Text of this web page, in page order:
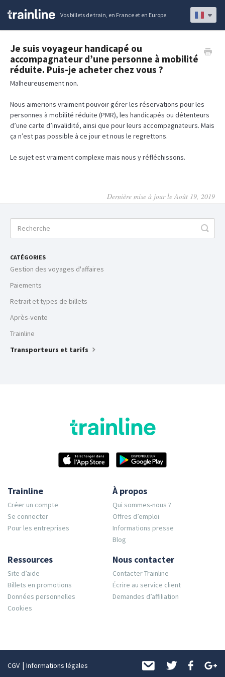
Vos billets de train, en France et en Europe.
Je suis voyageur handicapé ou
accompagnateur d’une personne à mobilité
réduite. Puis-je acheter chez vous ?
Malheureusement non.
Nous aimerions vraiment pouvoir gérer les réservations pour les
personnes à mobilité réduite (PMR), les handicapés ou détenteurs
d’une carte d’invalidité, ainsi que pour leurs accompagnateurs. Mais
ça n’est pas possible à ce jour et nous le regrettons.
Le sujet est vraiment complexe mais nous y réfléchissons.
Dernière mise à jour le Août 19, 2019
CATÉGORIES
Gestion des voyages d'affaires
Paiements
Retrait et types de billets
Après-vente
Trainline
Transporteurs et tarifs
Trainline
Créer un compte
Se connecter
Pour les entreprises
À propos
Qui sommes-nous ?
Offres d’emploi
Informations presse
Blog
Ressources
Site d’aide
Billets en promotions
Données personnelles
Cookies
Nous contacter
Contacter Trainline
Écrire au service client
Demandes d’affiliation
CGV Informations légales